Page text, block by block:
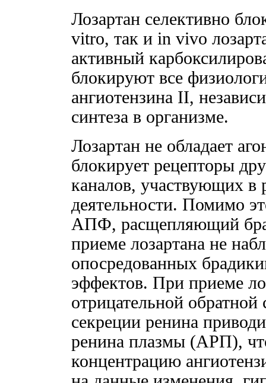
Лозартан селективно
vitro, так и in vivo
активный
блокируют все
ангиотензина II,
синтеза в организме.
Лозартан не обладает
блокирует рецепторы
каналов, участвующих в
деятельности. Помимо
АПФ, расщепляющий
приеме лозартана не
опосредованных
эффектов. При приеме
отрицательной
секреции ренина
ренина плазмы (АРП),
концентрацию